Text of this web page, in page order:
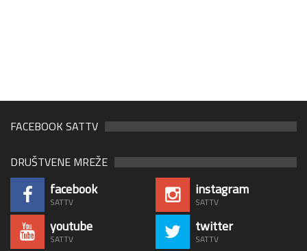
FACEBOOK SATTV
DRUŠTVENE MREŽE
facebook
SATTV
instagram
SATTV
youtube
SATTV
twitter
SATTV